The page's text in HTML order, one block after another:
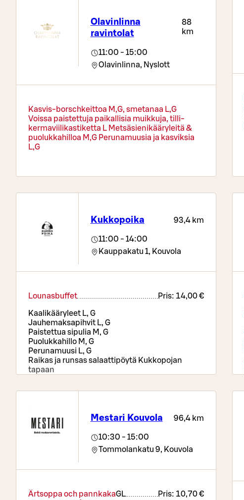
Olavinlinna
ravintolat
88
km
11:00 - 15:00
Olavinlinna, Nyslott
Kasvis-borschkeittoa M,G, smetanaa L,G
Voissa paistettuja paikallisia muikkuja, tilli-
kermaviilikastiketta L Metsäsienikääryleitä &
puolukkahilloa M,G Perunamuusia ja kasviksia
L,G
Kukkopoika 93,4 km
11:00 - 14:00
Kauppakatu 1, Kouvola
Lounasbuffet Pris: 14,00 €
Kaalikääryleet L, G
Jauhemaksapihvit L, G
Paistettua sipulia M, G
Puolukkahillo M, G
Perunamuusi L, G
Raikas ja runsas salaattipöytä Kukkopojan
tapaan
Mestari Kouvola 96,4 km
10:30 - 15:00
Tommolankatu 9, Kouvola
Ärtsoppa och pannkakaGL Pris: 10,70 €